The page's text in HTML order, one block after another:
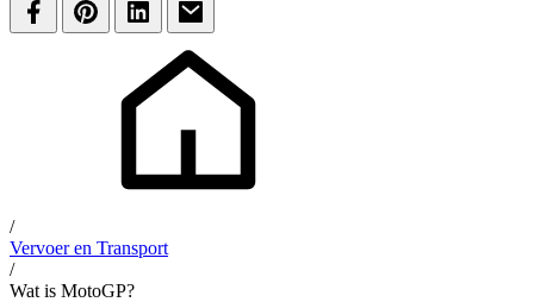
/
Vervoer en Transport
/
Wat is MotoGP?